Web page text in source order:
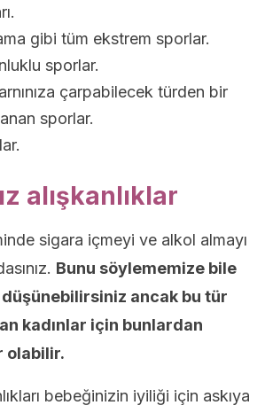
gibi tüm ekstrem sporlar.
sporlar.
çarpabilecek türden bir
sporlar.
alışkanlıklar
sigara içmeyi ve alkol almayı
Bunu söylememize bile
ancak bu tür
kadınlar için bunlardan
olabilir.
bebeğinizin iyiliği için askıya